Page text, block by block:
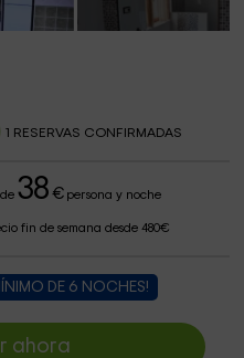
1 RESERVAS CONFIRMADAS
38 €persona y noche
fin de semana desde 480€
DE 6 NOCHES!
ahora